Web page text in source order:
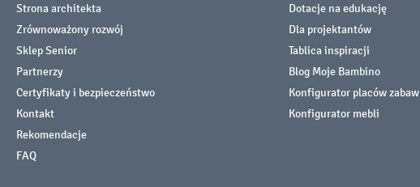
Strona architekta
Zrównoważony rozwój
Sklep Senior
Partnerzy
Certyfikaty i bezpieczeństwo
Kontakt
Rekomendacje
FAQ
Dotacje na edukację
Dla projektantów
Tablica inspiracji
Blog Moje Bambino
Konfigurator placów zabaw
Konfigurator mebli